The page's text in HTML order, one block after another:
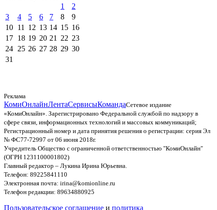
1
2
3
4 5 6 7 8
9
10 11 12 13 14 15 16
17 18 19 20 21 22 23
24 25 26 27 28 29 30
31
Реклама
КомиОнлайнЛентаСервисыКомандаСетевое издание
«КомиОнлайн». Зарегистрировано Федеральной службой по надзору в
сфере связи, информационных технологий и массовых коммуникаций;
Регистрационный номер и дата принятия решения о регистрации: серия Эл
№ ФС77-72997 от 06 июня 2018г.
Учредитель Общество с ограниченной ответственностью "КомиОнлайн"
(ОГРН 1231100001802)
Главный редактор – Лукина Ирина Юрьевна.
Телефон: 89225841110
Электронная почта: irina@komionline.ru
Телефон редакции: 89634880925
Пользовательское соглашение и политика